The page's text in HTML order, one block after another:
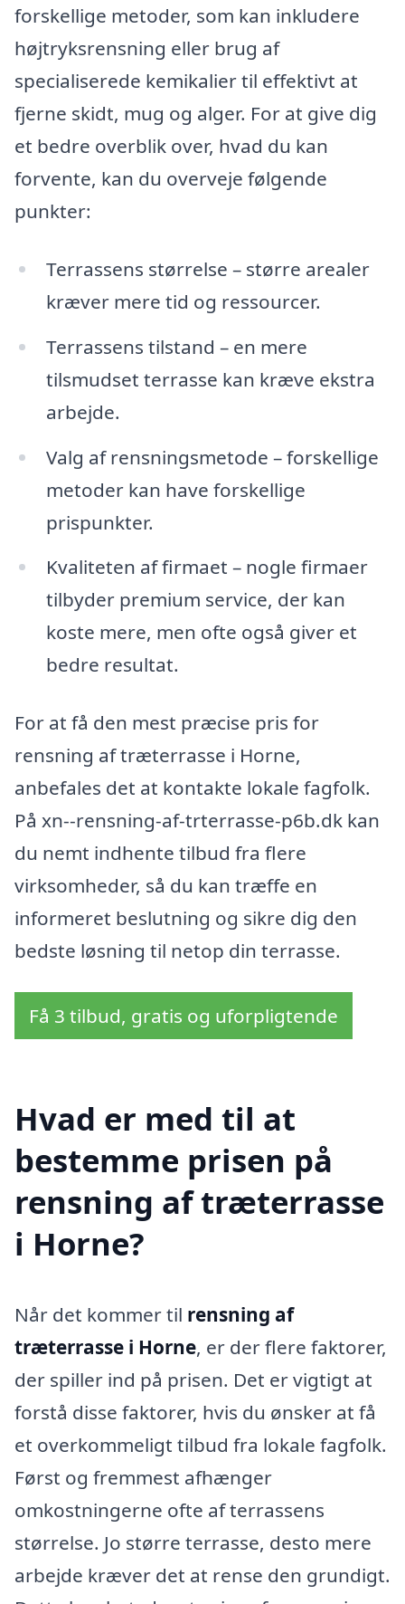
forskellige metoder, som kan inkludere
højtryksrensning eller brug af
specialiserede kemikalier til effektivt at
fjerne skidt, mug og alger. For at give dig
et bedre overblik over, hvad du kan
forvente, kan du overveje følgende
punkter:
Terrassens størrelse – større arealer
kræver mere tid og ressourcer.
Terrassens tilstand – en mere
tilsmudset terrasse kan kræve ekstra
arbejde.
Valg af rensningsmetode – forskellige
metoder kan have forskellige
prispunkter.
Kvaliteten af firmaet – nogle firmaer
tilbyder premium service, der kan
koste mere, men ofte også giver et
bedre resultat.
For at få den mest præcise pris for
rensning af træterrasse i Horne,
anbefales det at kontakte lokale fagfolk.
På xn--rensning-af-trterrasse-p6b.dk kan
du nemt indhente tilbud fra flere
virksomheder, så du kan træffe en
informeret beslutning og sikre dig den
bedste løsning til netop din terrasse.
Få 3 tilbud, gratis og uforpligtende
Hvad er med til at
bestemme prisen på
rensning af træterrasse
i Horne?
Når det kommer til rensning af
træterrasse i Horne, er der flere faktorer,
der spiller ind på prisen. Det er vigtigt at
forstå disse faktorer, hvis du ønsker at få
et overkommeligt tilbud fra lokale fagfolk.
Først og fremmest afhænger
omkostningerne ofte af terrassens
størrelse. Jo større terrasse, desto mere
arbejde kræver det at rense den grundigt.